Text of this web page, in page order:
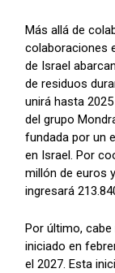
Más allá de
colaboraciones
de Israel
de residuos
unirá hasta
del grupo
fundada por un
en Israel. Por
millón de euros
ingresará
Por último, cabe
iniciado en
el 2027. Esta